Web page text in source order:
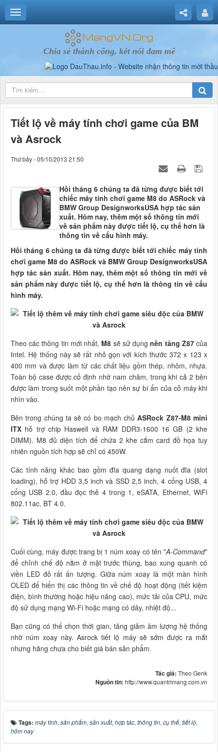
Chia sẻ thành công, kết nối đam mê
Tiết lộ về máy tính chơi game của BM
và Asrock
Thứ bảy - 05/10/2013 21:50
Hồi tháng 6 chúng ta đã từng được biết tới
chiếc máy tính chơi game M8 do ASRock và
BMW Group DesignworksUSA hợp tác sản
xuất. Hôm nay, thêm một số thông tin mới
về sản phẩm này được tiết lộ, cụ thể hơn là
thông tin về cấu hình máy.
Hồi tháng 6 chúng ta đã từng được biết tới chiếc máy tính
chơi game M8 do ASRock và BMW Group DesignworksUSA
hợp tác sản xuất. Hôm nay, thêm một số thông tin mới về
sản phẩm này được tiết lộ, cụ thể hơn là thông tin về cấu
hình máy.
Theo các thông tin mới nhất, M8 sẽ sử dụngnền tảng Z87của
Intel. Hệ thống này sẽ rất nhỏ gọn với kích thước 372 x 123 x
400 mm và được làm từ các chất liệu gồm thép, nhôm, nhựa.
Toàn bộ case được cố định nhờ nam châm, trong khi cả 2 bên
được làm trong suốt một phần tạo nên sự bí ẩn của cỗ máy khi
nhìn vào.
Bên trong chúng ta sẽ có bo mạch chủASRock Z87-M8 mini
ITX hỗ trợ chip Haswell và RAM DDR3-1600 16 GB (2 khe
DIMM). M8 đủ diện tích để chứa 2 khe cắm card đồ họa tuy
nhiên nguồn tích hợp sẽ chỉ có 450W.
Các tính năng khác bao gồm đĩa quang dạng nuốt đĩa (slot
loading), hỗ trợ HDD 3,5 inch và SSD 2,5 inch, 4 cổng USB, 4
cổng USB 2.0, đầu đọc thẻ 4 trong 1, eSATA, Ethernet, WiFi
802.11ac, BT 4.0.
Cuối cùng, máy được trang bị 1 núm xoay có tên "A-Command"
để chỉnh chế độ nằm ở mặt trước thùng, bao xung quanh có
viền LED đỏ rất ấn tượng. Giữa núm xoay là một màn hình
OLED để hiển thị các thông tin về chế độ hoạt động (tiết kiệm
điện, bình thường hoặc hiệu năng cao), mức tải của CPU, mức
độ sử dụng mạng Wi-Fi hoặc mạng có dây, nhiệt độ...
Bạn cũng có thể chọn thời gian, tăng giảm âm lượng hệ thống
nhờ núm xoay này. Asrock tiết lộ máy sẽ sớm được ra mắt
nhưng hãng chưa cho biết giá bán sản phẩm.
Tác giả: Theo Genk
Nguồn tin: http://www.quantrimang.com.vn
Tags: máy tính, sản phẩm, sản xuất, hợp tác, thông tin, cụ thể, tiết lộ,
hôm nay